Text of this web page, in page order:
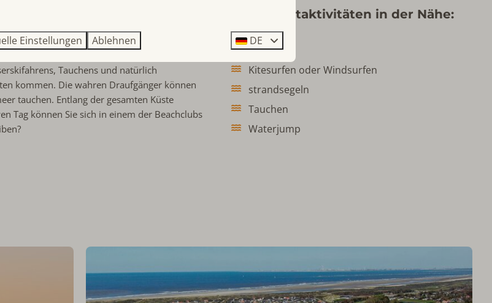
Ausgangspunkt für einenaktiven oder
perfekt für verschiedene Wassersportarten
Tauchens und natürlich
kommen. Die wahren Draufgänger können
tauchen. Entlang der gesamten Küste
Tag können Sie sich in einem der Beachclubs
Wassersportaktivitäten in der Nähe:
Segeln
Kitesurfen oder Windsurfen
strandsegeln
Tauchen
Waterjump
Einstellungen Ablehnen DE